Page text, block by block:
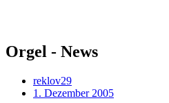
Orgel - News
reklov29
1. Dezember 2005